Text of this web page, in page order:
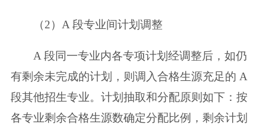
（2）A 段专业间计划调整
A 段同一专业内各专项计划经调整后，如仍
有剩余未完成的计划，则调入合格生源充足的 A
段其他招生专业。计划抽取和分配原则如下：按
各专业剩余合格生源数确定分配比例，剩余计划